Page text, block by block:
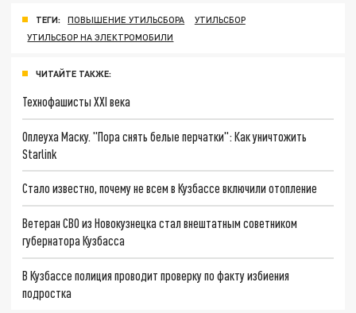
ТЕГИ: ПОВЫШЕНИЕ УТИЛЬСБОРА
УТИЛЬСБОР
УТИЛЬСБОР НА ЭЛЕКТРОМОБИЛИ
ЧИТАЙТЕ ТАКЖЕ:
Технофашисты XXI века
Оплеуха Маску. "Пора снять белые перчатки": Как уничтожить
Starlink
Стало известно, почему не всем в Кузбассе включили отопление
Ветеран СВО из Новокузнецка стал внештатным советником
губернатора Кузбасса
В Кузбассе полиция проводит проверку по факту избиения
подростка